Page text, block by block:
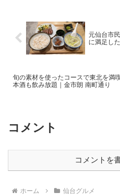
元仙台市
に満足し
旬の素材を使ったコースで東北を満
本酒も飲み放題｜金市朗 南町通り
コメント
コメントを
ホーム 仙台グルメ